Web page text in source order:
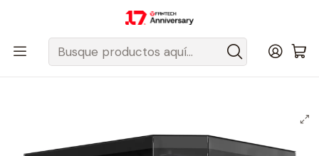
Despacho gratis a todo Chile sobre $50.000 pesos.
Inicio
Gabinetes
Gabinetes ATX
Crystal Z6M Floe Black Gabinete PC + 3 Ventiladores ARPW